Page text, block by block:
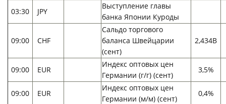
03:30 JPY
Выступление главы
банка Японии Куроды
09:00 CHF
Сальдо торгового
баланса Швейцарии
(сент)
2,434B
09:00 EUR
Индекс оптовых цен
Германии (г/г) (сент)
3,5%
09:00 EUR
Индекс оптовых цен
Германии (м/м) (сент)
0,4%